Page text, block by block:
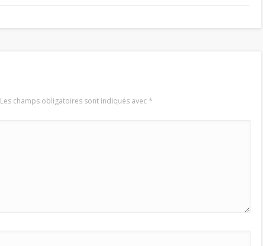
Les champs obligatoires sont indiqués avec*